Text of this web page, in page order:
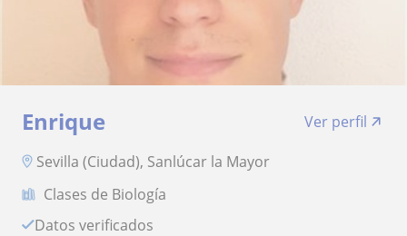
Enrique
Ver perfil
Sevilla (Ciudad), Sanlúcar la Mayor
Clases de Biología
Datos verificados